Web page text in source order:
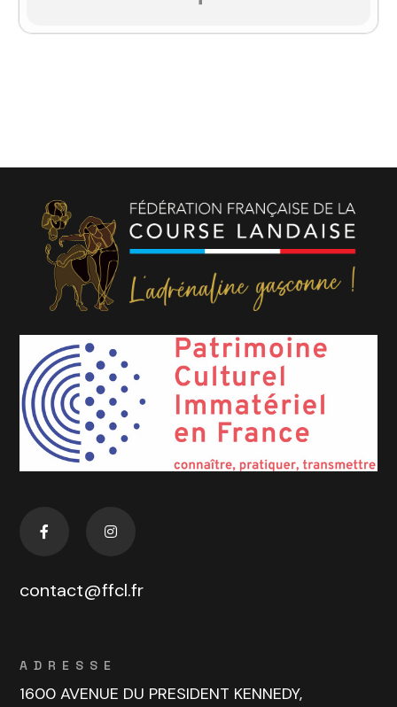
contact@ffcl.fr
ADRESSE
1600 AVENUE DU PRESIDENT KENNEDY,